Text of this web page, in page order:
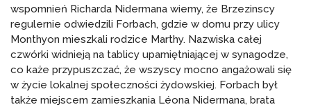
wspomnień Richarda Nidermana wiemy, że Brzezinscy
regulernie odwiedzili Forbach, gdzie w domu przy ulicy
Monthyon mieszkali rodzice Marthy. Nazwiska całej
czwórki widnieją na tablicy upamiętniającej w synagodze,
co każe przypuszczać, że wszyscy mocno angażowali się
w życie lokalnej społeczności żydowskiej. Forbach był
także miejscem zamieszkania Léona Nidermana, brata